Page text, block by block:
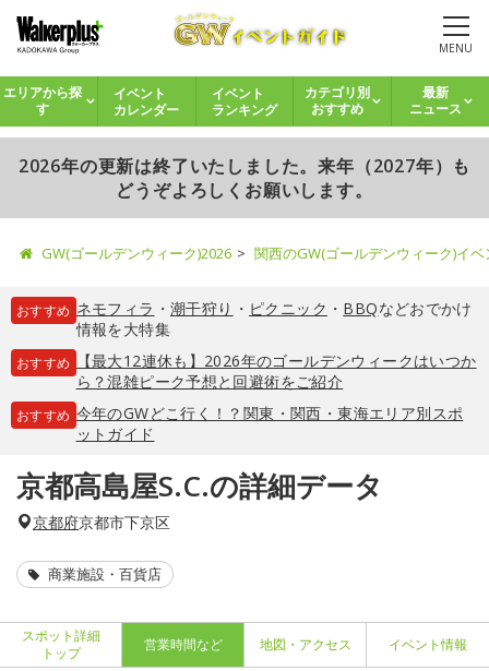
MENU
エリアから探
す
イベント
カレンダー
イベント
ランキング
カテゴリ別
おすすめ
最新
ニュース
2026年の更新は終了いたしました。来年（2027年）も
どうぞよろしくお願いします。
GW(ゴールデンウィーク)2026 関西のGW(ゴールデンウィーク)イ
おすすめ ネモフィラ ・ 潮干狩り ・ ピクニック ・ BBQなどおでかけ
情報を大特集
おすすめ
【最大12連休も】2026年のゴールデンウィークはいつか
ら？混雑ピーク予想と回避術をご紹介
おすすめ 今年のGWどこ行く！？関東・関西・東海エリア別スポ
ットガイド
京都高島屋S.C.の詳細データ
京都府京都市下京区
商業施設・百貨店
スポット詳細
トップ
営業時間など 地図・アクセス イベント情報